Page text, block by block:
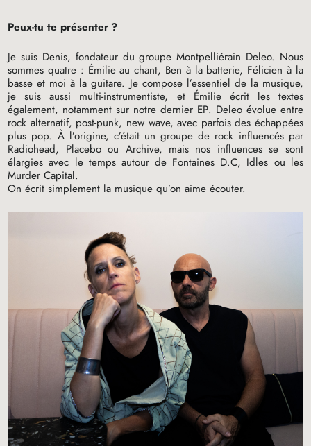
Peux-tu te présenter ?
Je suis Denis, fondateur du groupe Montpelliérain Deleo. Nous
sommes quatre : Émilie au chant, Ben à la batterie, Félicien à la
basse et moi à la guitare. Je compose l’essentiel de la musique,
je suis aussi multi-instrumentiste, et Émilie écrit les textes
également, notamment sur notre dernier EP. Deleo évolue entre
rock alternatif, post-punk, new wave, avec parfois des échappées
plus pop. À l’origine, c’était un groupe de rock influencés par
Radiohead, Placebo ou Archive, mais nos influences se sont
élargies avec le temps autour de Fontaines D.C, Idles ou les
Murder Capital.
On écrit simplement la musique qu’on aime écouter.